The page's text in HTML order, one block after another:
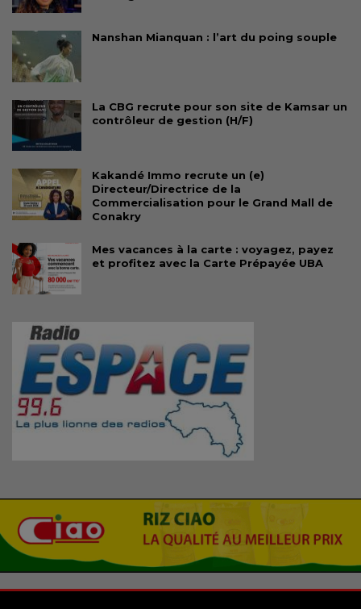
Nanshan Mianquan : l’art du poing souple
La CBG recrute pour son site de Kamsar un
contrôleur de gestion (H/F)
Kakandé Immo recrute un (e)
Directeur/Directrice de la
Commercialisation pour le Grand Mall de
Conakry
Mes vacances à la carte : voyagez, payez
et profitez avec la Carte Prépayée UBA